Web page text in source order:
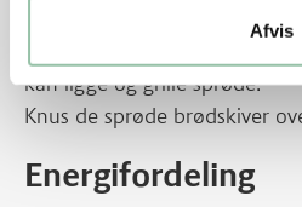
Afvis
Grill brødskiverne. Giv dem
kan ligge og grille sprøde.
Knus de sprøde brødskiver
Energifordeling